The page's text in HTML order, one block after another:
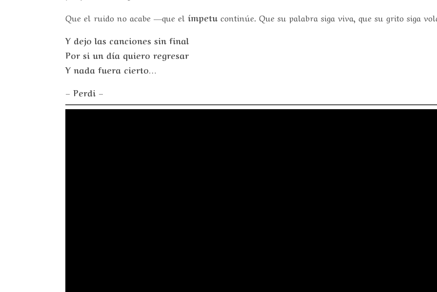
Que el ruido no acabe —que elímpetu continúe. Que su palabra siga viva, que su grito siga
Y dejo las canciones sin final
Por si un día quiero regresar
Y nada fuera cierto…
– Perdi –